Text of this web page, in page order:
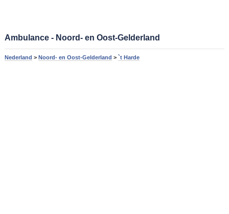
Ambulance - Noord- en Oost-Gelderland
Nederland > Noord- en Oost-Gelderland > `t Harde